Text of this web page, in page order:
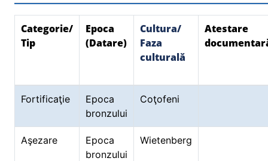
Categorie/
Tip
Epoca
(Datare)
Cultura/
Faza
culturală
Atestare
Fortificaţie
Epoca
bronzului
Coţofeni
Aşezare
Epoca
bronzului
Wietenberg